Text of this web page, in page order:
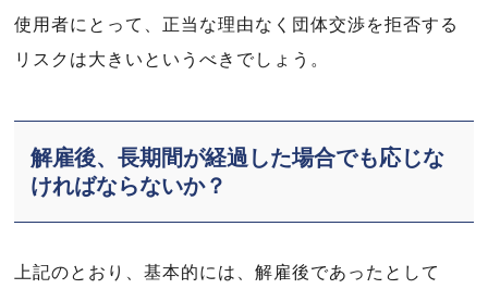
使用者にとって、正当な理由なく団体交渉を拒否する
リスクは大きいというべきでしょう。
解雇後、長期間が経過した場合でも応じな
ければならないか？
上記のとおり、基本的には、解雇後であったとして